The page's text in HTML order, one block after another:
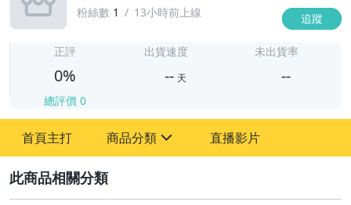
粉絲數 1 13小時前上線 追蹤
正評
0%
總評價 0
出貨速度
-- 天
未出貨率
--
首頁主打 商品分類 直播影片